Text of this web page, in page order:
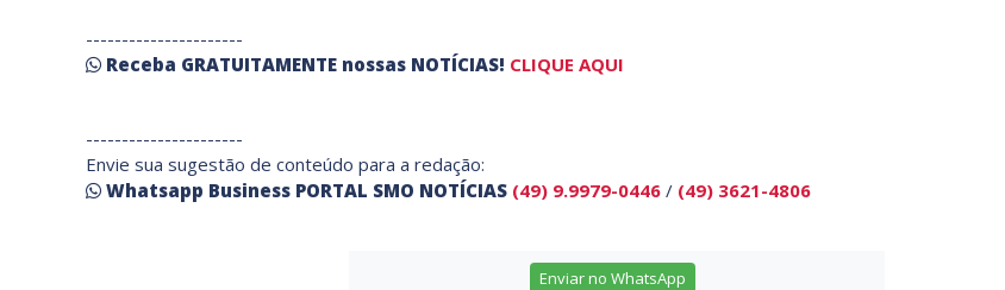
----------------------
Receba GRATUITAMENTE nossas NOTÍCIAS! CLIQUE AQUI
----------------------
Envie sua sugestão de conteúdo para a redação:
Whatsapp Business PORTAL SMO NOTÍCIAS (49) 9.9979-0446 / (49) 3621-4806
Enviar no WhatsApp